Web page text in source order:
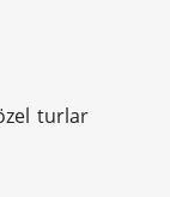
turlar